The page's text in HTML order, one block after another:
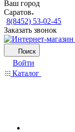
Ваш город
Саратов
8(8452) 53-02-45
Заказать звонок
Поиск
Войти
Каталог